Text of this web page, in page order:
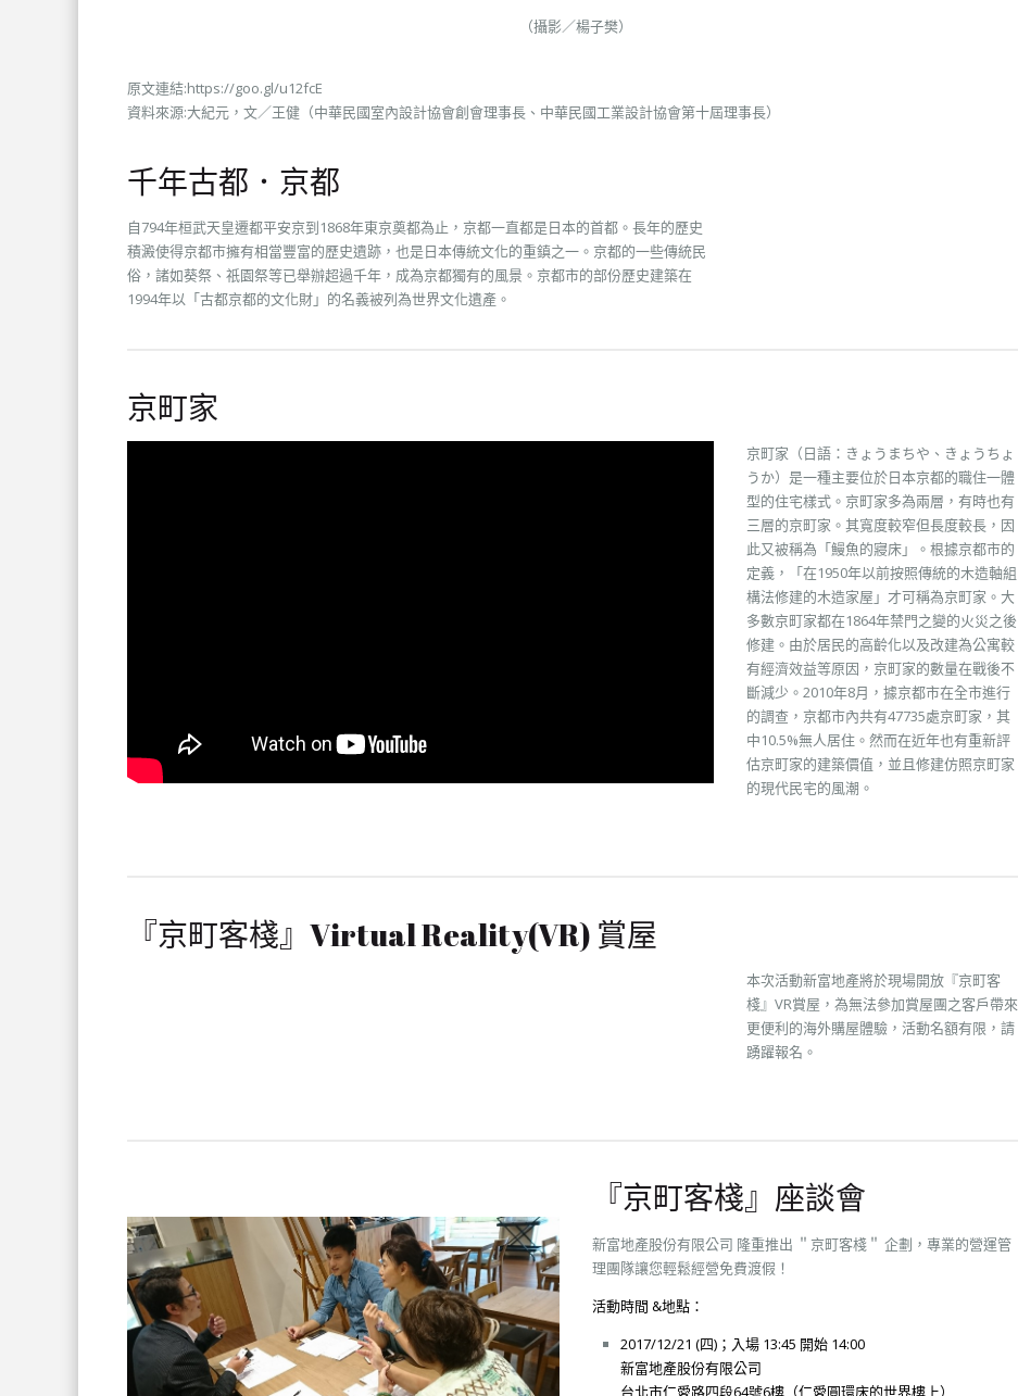
（攝影／楊子樊）
原文連結:https://goo.gl/u12fcE
資料來源:大紀元，文／王健（中華民國室內設計協會創會理事長、中華民國工業設計協會第十屆理事長）
千年古都．京都
自794年桓武天皇遷都平安京到1868年東京奠都為止，京都一直都是日本的首都。長年的歷史
積澱使得京都市擁有相當豐富的歷史遺跡，也是日本傳統文化的重鎮之一。京都的一些傳統民
俗，諸如葵祭、祇園祭等已舉辦超過千年，成為京都獨有的風景。京都市的部份歷史建築在
1994年以「古都京都的文化財」的名義被列為世界文化遺產。
京町家
京町家（日語：きょうまちや、きょうちょ
うか）是一種主要位於日本京都的職住一體
型的住宅樣式。京町家多為兩層，有時也有
三層的京町家。其寬度較窄但長度較長，因
此又被稱為「鰻魚的寢床」。根據京都市的
定義，「在1950年以前按照傳統的木造軸組
構法修建的木造家屋」才可稱為京町家。大
多數京町家都在1864年禁門之變的火災之後
修建。由於居民的高齡化以及改建為公寓較
有經濟效益等原因，京町家的數量在戰後不
斷減少。2010年8月，據京都市在全市進行
的調查，京都市內共有47735處京町家，其
中10.5%無人居住。然而在近年也有重新評
估京町家的建築價值，並且修建仿照京町家
的現代民宅的風潮。
『京町客棧』Virtual Reality(VR) 賞屋
本次活動新富地產將於現場開放『京町客
棧』VR賞屋，為無法參加賞屋團之客戶帶來
更便利的海外購屋體驗，活動名額有限，請
踴躍報名。
『京町客棧』座談會
新富地產股份有限公司 隆重推出 ＂京町客棧＂ 企劃，專業的營運管
理團隊讓您輕鬆經營免費渡假！
活動時間 &地點：
2017/12/21 (四)；入場 13:45 開始 14:00
新富地產股份有限公司
台北市仁愛路四段64號6樓（仁愛圓環床的世界樓上）